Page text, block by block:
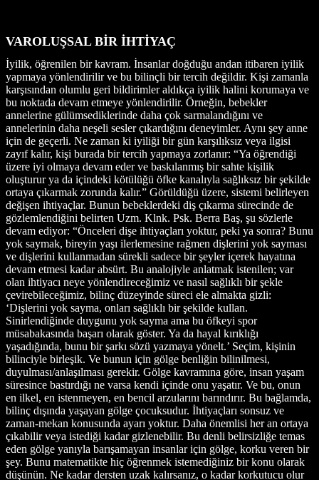
VAROLUŞSAL BİR İHTİYAÇ
İyilik, öğrenilen bir kavram. İnsanlar doğduğu andan itibaren iyilik
yapmaya yönlendirilir ve bu bilinçli bir tercih değildir. Kişi zamanla
karşısından olumlu geri bildirimler aldıkça iyilik halini korumaya ve
bu noktada devam etmeye yönlendirilir. Örneğin, bebekler
annelerine gülümsediklerinde daha çok sarmalandığını ve
annelerinin daha neşeli sesler çıkardığını deneyimler. Aynı şey anne
için de geçerli. Ne zaman ki iyiliği bir gün karşılıksız veya ilgisi
zayıf kalır, kişi burada bir tercih yapmaya zorlanır: “Ya öğrendiği
üzere iyi olmaya devam eder ve baskılanmış bir sahte kişilik
oluşturur ya da içindeki kötülüğü öfke kanalıyla sağlıksız bir şekilde
ortaya çıkarmak zorunda kalır.” Görüldüğü üzere, sistemi belirleyen
değişen ihtiyaçlar. Bunun bebeklerdeki diş çıkarma sürecinde de
gözlemlendiğini belirten Uzm. Klnk. Psk. Berra Baş, şu sözlerle
devam ediyor: “Önceleri dişe ihtiyaçları yoktur, peki ya sonra? Bunu
yok saymak, bireyin yaşı ilerlemesine rağmen dişlerini yok sayması
ve dişlerini kullanmadan sürekli sadece bir şeyler içerek hayatına
devam etmesi kadar absürt. Bu analojiyle anlatmak istenilen; var
olan ihtiyacı neye yönlendireceğimiz ve nasıl sağlıklı bir şekle
çevirebileceğimiz, bilinç düzeyinde süreci ele almakta gizli:
‘Dişlerini yok sayma, onları sağlıklı bir şekilde kullan.
Sinirlendiğinde duygunu yok sayma ama bu öfkeyi spor
müsabakasında başarı olarak göster. Ya da hayal kırıklığı
yaşadığında, bunu bir şarkı sözü yazmaya yönelt.’ Seçim, kişinin
bilinciyle birleşik. Ve bunun için gölge benliğin bilinilmesi,
duyulması/anlaşılması gerekir. Gölge kavramına göre, insan yaşam
süresince bastırdığı ne varsa kendi içinde onu yaşatır. Ve bu, onun
en ilkel, en istenmeyen, en bencil arzularını barındırır. Bu bağlamda,
bilinç dışında yaşayan gölge çocuksudur. İhtiyaçları sonsuz ve
zaman-mekan konusunda ayarı yoktur. Daha önemlisi her an ortaya
çıkabilir veya istediği kadar gizlenebilir. Bu denli belirsizliğe temas
eden gölge yanıyla barışamayan insanlar için gölge, korku veren bir
şey. Bunu matematikte hiç öğrenmek istemediğiniz bir konu olarak
düşünün. Ne kadar dersten uzak kalırsanız, o kadar korkutucu olur